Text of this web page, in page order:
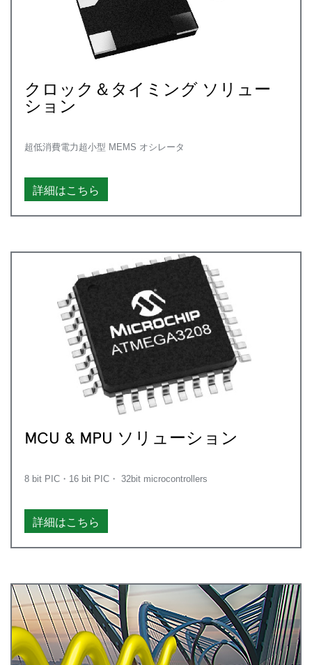
クロック＆タイミング ソリュー
ション
超低消費電力超小型 MEMS オシレータ
詳細はこちら
MCU & MPU ソリューション
8 bit PIC・16 bit PIC・ 32bit microcontrollers
詳細はこちら